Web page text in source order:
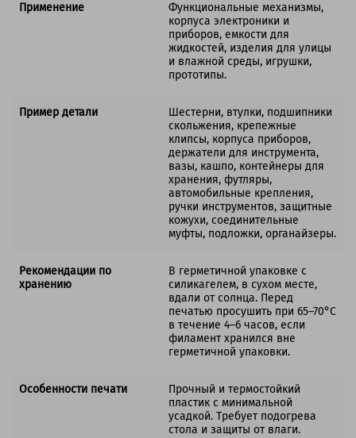
Применение
Функциональные механизмы,
корпуса электроники и
приборов, емкости для
жидкостей, изделия для улицы
и влажной среды, игрушки,
прототипы.
Пример детали
Шестерни, втулки, подшипники
скольжения, крепежные
клипсы, корпуса приборов,
держатели для инструмента,
вазы, кашпо, контейнеры для
хранения, футляры,
автомобильные крепления,
ручки инструментов, защитные
кожухи, соединительные
муфты, подложки, органайзеры.
Рекомендации по
хранению
В герметичной упаковке с
силикагелем, в сухом месте,
вдали от солнца. Перед
печатью просушить при 65–70°C
в течение 4–6 часов, если
филамент хранился вне
герметичной упаковки.
Особенности печати
Прочный и термостойкий
пластик с минимальной
усадкой. Требует подогрева
стола и защиты от влаги.